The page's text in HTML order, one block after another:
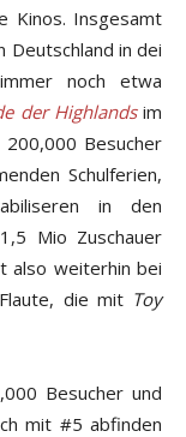
Kinos. Insgesamt
Deutschland in dei
noch etwa
der Highlandsim
Besucher
Schulferien,
in den
Mio Zuschauer
also weiterhin bei
die mit Toy
Besucher und
mit #5 abfinden